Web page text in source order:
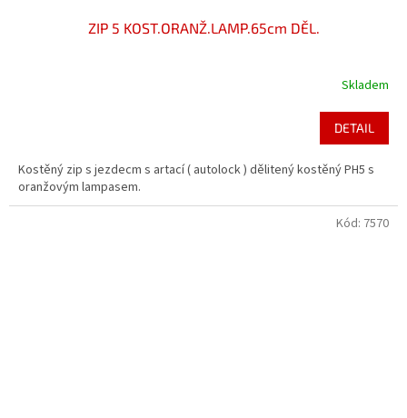
ZIP 5 KOST.ORANŽ.LAMP.65cm DĚL.
Skladem
DETAIL
Kostěný zip s jezdecm s artací ( autolock ) dělitený kostěný PH5 s
oranžovým lampasem.
Kód: 7570